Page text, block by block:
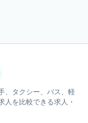
、タクシー、バス、軽
人を比較できる求人・